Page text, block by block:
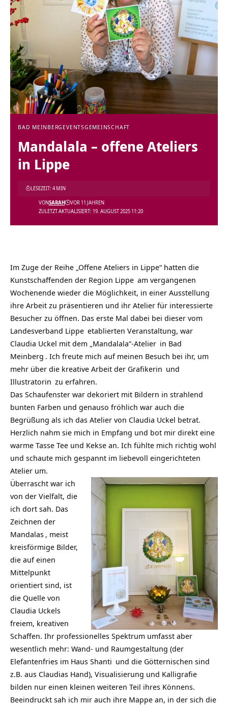
BAD MEINBERG EVENTSGEMEINSCHAFT
Mandalala – offene Ateliers
in Lippe
ZULETZT AKTUALISIERT: 19. AUGUST 2025 11:20
VONSARAH VOR 11 JAHREN
LESEZEIT: 4 MIN
Im Zuge der Reihe „Offene Ateliers in Lippe“ hatten die
Kunstschaffenden der Region Lippe am vergangenen
Wochenende wieder die Möglichkeit, in einer Ausstellung
ihre Arbeit zu präsentieren und ihr Atelier für interessierte
Besucher zu öffnen. Das erste Mal dabei bei dieser vom
Landesverband Lippe etablierten Veranstaltung, war
Claudia Uckel mit dem „Mandalala“-Atelier in Bad
Meinberg . Ich freute mich auf meinen Besuch bei ihr, um
mehr über die kreative Arbeit der Grafikerin und
Illustratorin zu erfahren.
Das Schaufenster war dekoriert mit Bildern in strahlend
bunten Farben und genauso fröhlich war auch die
Begrüßung als ich das Atelier von Claudia Uckel betrat.
Herzlich nahm sie mich in Empfang und bot mir direkt eine
warme Tasse Tee und Kekse an. Ich fühlte mich richtig wohl
und schaute mich gespannt im liebevoll eingerichteten
Atelier um.
Überrascht war ich
von der Vielfalt, die
ich dort sah. Das
Zeichnen der
Mandalas , meist
kreisförmige Bilder,
die auf einen
Mittelpunkt
orientiert sind, ist
die Quelle von
Claudia Uckels
freiem, kreativen
Schaffen. Ihr professionelles Spektrum umfasst aber
wesentlich mehr: Wand- und Raumgestaltung (der
Elefantenfries im Haus Shanti und die Götternischen sind
z.B. aus Claudias Hand), Visualisierung und Kalligrafie
bilden nur einen kleinen weiteren Teil ihres Könnens.
Beeindruckt sah ich mir auch ihre Mappe an, in der sich die